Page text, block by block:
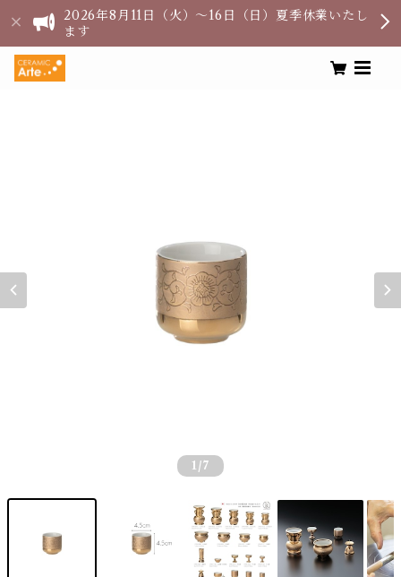
2026年8月11日（火）〜16日（日）夏季休業いたし
ます
1 /7